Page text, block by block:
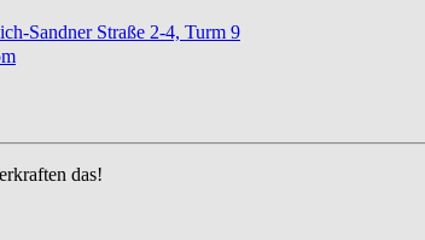
Sandner Straße 2-4, Turm 9
das!